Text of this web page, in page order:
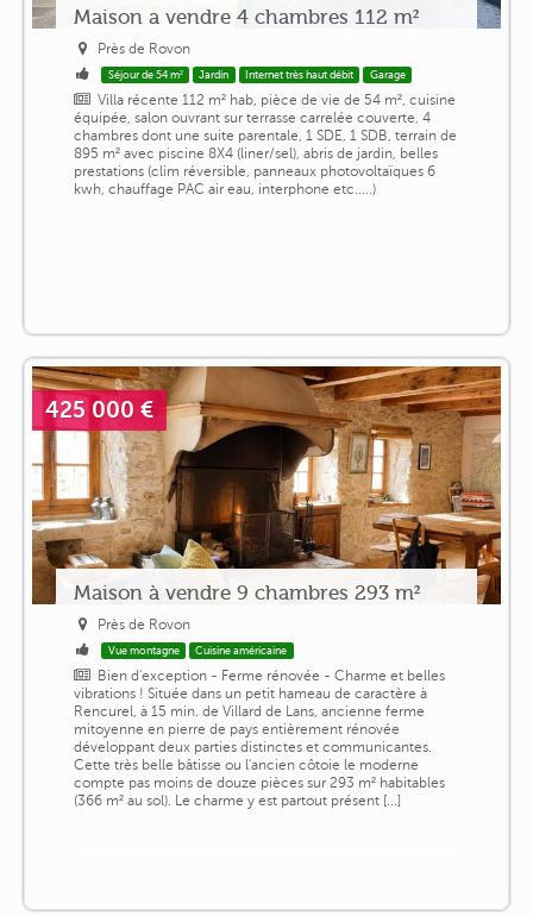
Maison a vendre 4 chambres 112 m²
Près de Rovon
Séjour de 54 m² Jardin Internet très haut débit Garage
Villa récente 112 m² hab, pièce de vie de 54 m², cuisine
équipée, salon ouvrant sur terrasse carrelée couverte, 4
chambres dont une suite parentale, 1 SDE, 1 SDB, terrain de
895 m² avec piscine 8X4 (liner/sel), abris de jardin, belles
prestations (clim réversible, panneaux photovoltaïques 6
kwh, chauffage PAC air eau, interphone etc.....)
425 000 €
Maison à vendre 9 chambres 293 m²
Près de Rovon
Vue montagne Cuisine américaine
Bien d'exception - Ferme rénovée - Charme et belles
vibrations ! Située dans un petit hameau de caractère à
Rencurel, à 15 min. de Villard de Lans, ancienne ferme
mitoyenne en pierre de pays entièrement rénovée
développant deux parties distinctes et communicantes.
Cette très belle bâtisse ou l'ancien côtoie le moderne
compte pas moins de douze pièces sur 293 m² habitables
(366 m² au sol). Le charme y est partout présent [...]